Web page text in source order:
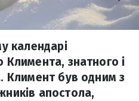
календарі
знатного і
Климент був одним з
апостола,